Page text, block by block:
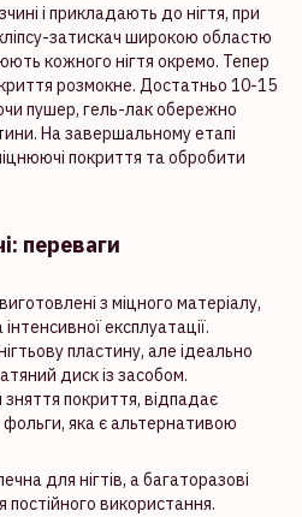
і прикладають до нігтя, при
затискач широкою областю
кожного нігтя окремо. Тепер
розмокне. Достатньо 10-15
пушер, гель-лак обережно
На завершальному етапі
покриття та обробити
переваги
з міцного матеріалу,
експлуатації.
пластину, але ідеально
диск із засобом.
покриття, відпадає
фольги, яка є альтернативою
для нігтів, а багаторазові
постійного використання.